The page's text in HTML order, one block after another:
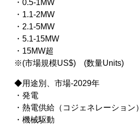
・0.5-1MW
・1.1-2MW
・2.1-5MW
・5.1-15MW
・15MW超
※(市場規模US$) (数量Units)
◆用途別、市場-2029年
・発電
・熱電供給（コジェネレーション）
・機械駆動